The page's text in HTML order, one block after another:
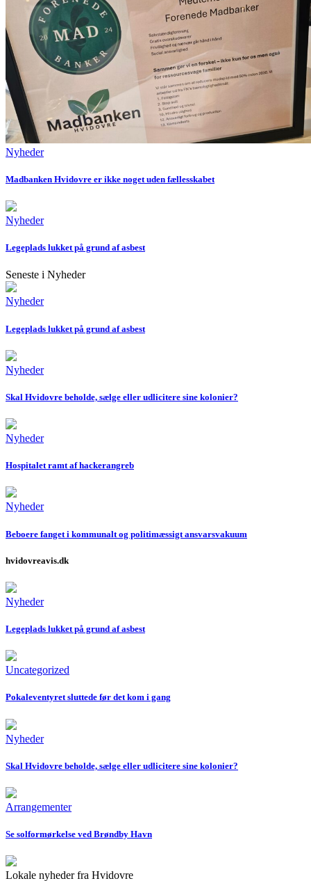
Nyheder
Madbanken Hvidovre er ikke noget uden fællesskabet
Nyheder
Legeplads lukket på grund af asbest
Seneste i Nyheder
Nyheder
Legeplads lukket på grund af asbest
Nyheder
Skal Hvidovre beholde, sælge eller udlicitere sine kolonier?
Nyheder
Hospitalet ramt af hackerangreb
Nyheder
Beboere fanget i kommunalt og politimæssigt ansvarsvakuum
hvidovreavis.dk
Nyheder
Legeplads lukket på grund af asbest
Uncategorized
Pokaleventyret sluttede før det kom i gang
Nyheder
Skal Hvidovre beholde, sælge eller udlicitere sine kolonier?
Arrangementer
Se solformørkelse ved Brøndby Havn
Lokale nyheder fra Hvidovre